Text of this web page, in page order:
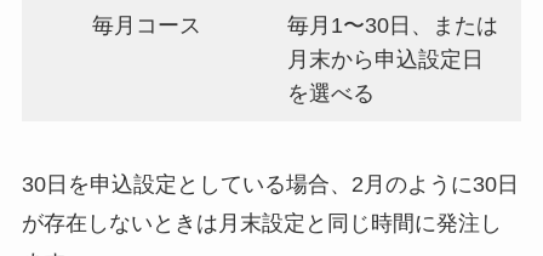
毎月コース
毎月1〜30日、または
月末から申込設定日
を選べる
30日を申込設定としている場合、2月のように30日
が存在しないときは月末設定と同じ時間に発注し